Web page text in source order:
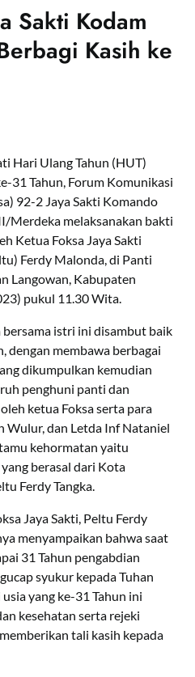
Sakti Kodam
Kasih ke
Hari Ulang Tahun (HUT)
31 Tahun, Forum Komunikasi
92-2 Jaya Sakti Komando
Merdeka melaksanakan bakti
Ketua Foksa Jaya Sakti
Ferdy Malonda, di Panti
Langowan, Kabupaten
pukul 11.30 Wita.
bersama istri ini disambut baik
dengan membawa berbagai
dikumpulkan kemudian
penghuni panti dan
ketua Foksa serta para
Wulur, dan Letda Inf Nataniel
kehormatan yaitu
berasal dari Kota
Ferdy Tangka.
Jaya Sakti, Peltu Ferdy
menyampaikan bahwa saat
31 Tahun pengabdian
syukur kepada Tuhan
yang ke-31 Tahun ini
kesehatan serta rejeki
tali kasih kepada